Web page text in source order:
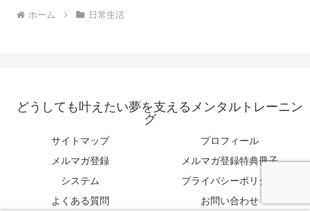
ホーム 日常生活
どうしても叶えたい夢を支えるメンタルトレーニン
グ
サイトマップ
プロフィール
メルマガ登録
メルマガ登録特典冊子
システム
プライバシーポリシー
よくある質問
お問い合わせ